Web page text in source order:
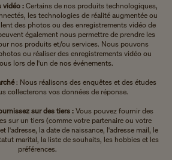
vidéo : Certains de nos produits technologiques,
les technologies de réalité augmentée ou
des photos ou des enregistrements vidéo de
également nous permettre de prendre les
nos produits et/ou services. Nous pouvons
ou réaliser des enregistrements vidéo ou
lors de l'un de nos événements.
: Nous réalisons des enquêtes et des études
collecterons vos données de réponse.
sur des tiers : Vous pouvez fournir des
sur un tiers (comme votre partenaire ou votre
l'adresse, la date de naissance, l'adresse mail, le
marital, la liste de souhaits, les hobbies et les
préférences.